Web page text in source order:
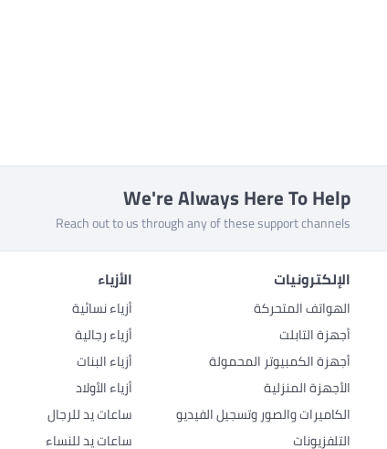
We're Always Here To Help
Reach out to us through any of these support channels
الإلكترونيات
الهواتف المتحركة
أجهزة التابلت
أجهزة الكمبيوتر المحمولة
الأجهزة المنزلية
الكاميرات والصور وتسجيل الفيديو
التلفزيونات
الأزياء
أزياء نسائية
أزياء رجالية
أزياء البنات
أزياء الأولاد
ساعات يد للرجال
ساعات يد للنساء